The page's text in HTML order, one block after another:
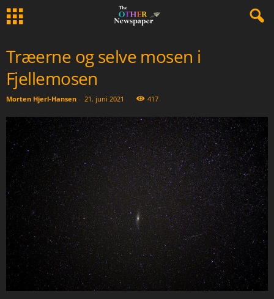
Træerne og selve mosen i
Fjellemosen
Morten Hjerl-Hansen - 21. juni 2021 417